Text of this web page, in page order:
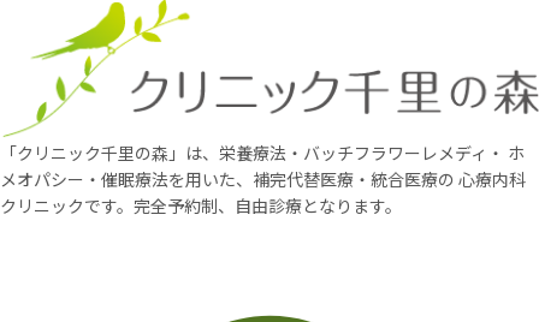
「クリニック千里の森」は、栄養療法・バッチフラワーレメディ・ ホ
メオパシー・催眠療法を用いた、補完代替医療・統合医療の 心療内科
クリニックです。完全予約制、自由診療となります。